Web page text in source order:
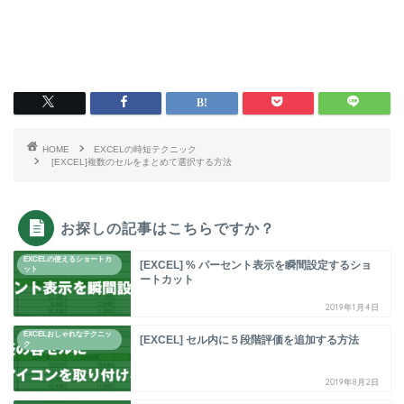
HOME
EXCELの時短テクニック
[EXCEL]複数のセルをまとめて選択する方法
お探しの記事はこちらですか？
EXCELの使えるショートカ
ット
[EXCEL] % パーセント表示を瞬間設定するショ
ートカット
2019年1月4日
EXCELおしゃれなテクニッ
ク
[EXCEL] セル内に５段階評価を追加する方法
2019年8月2日